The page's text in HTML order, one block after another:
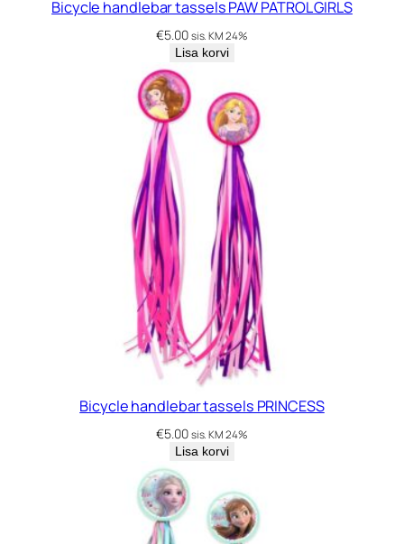
Bicycle handlebar tassels PAW PATROL GIRLS
€5.00 sis. KM 24%
Lisa korvi
Bicycle handlebar tassels PRINCESS
€5.00 sis. KM 24%
Lisa korvi